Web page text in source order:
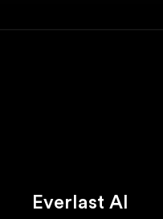
Everlast AI